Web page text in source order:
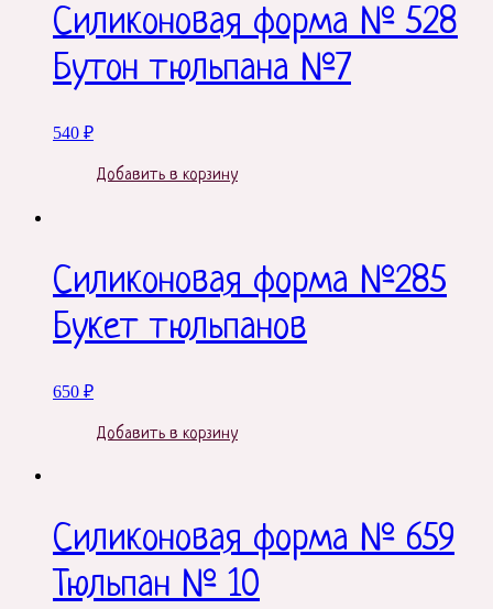
Силиконовая форма № 528
Бутон тюльпана №7
540 ₽
Добавить в корзину
Силиконовая форма №285
Букет тюльпанов
650 ₽
Добавить в корзину
Силиконовая форма № 659
Тюльпан № 10